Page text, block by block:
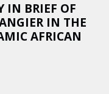
IN BRIEF OF
IN THE
AFRICAN